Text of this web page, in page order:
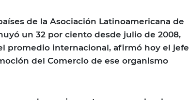
de la Asociación Latinoamericana de
un 32 por ciento desde julio de 2008,
promedio internacional, afirmó hoy el jefe
del Comercio de ese organismo